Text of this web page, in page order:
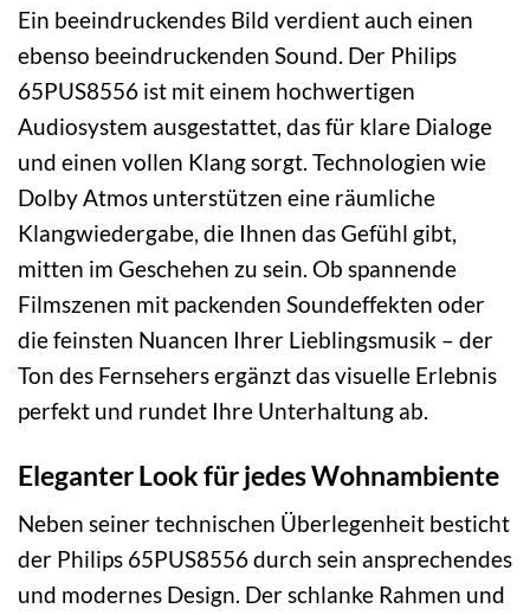
Ein beeindruckendes Bild verdient auch einen
ebenso beeindruckenden Sound. Der Philips
65PUS8556 ist mit einem hochwertigen
Audiosystem ausgestattet, das für klare Dialoge
und einen vollen Klang sorgt. Technologien wie
Dolby Atmos unterstützen eine räumliche
Klangwiedergabe, die Ihnen das Gefühl gibt,
mitten im Geschehen zu sein. Ob spannende
Filmszenen mit packenden Soundeffekten oder
die feinsten Nuancen Ihrer Lieblingsmusik – der
Ton des Fernsehers ergänzt das visuelle Erlebnis
perfekt und rundet Ihre Unterhaltung ab.
Eleganter Look für jedes Wohnambiente
Neben seiner technischen Überlegenheit besticht
der Philips 65PUS8556 durch sein ansprechendes
und modernes Design. Der schlanke Rahmen und